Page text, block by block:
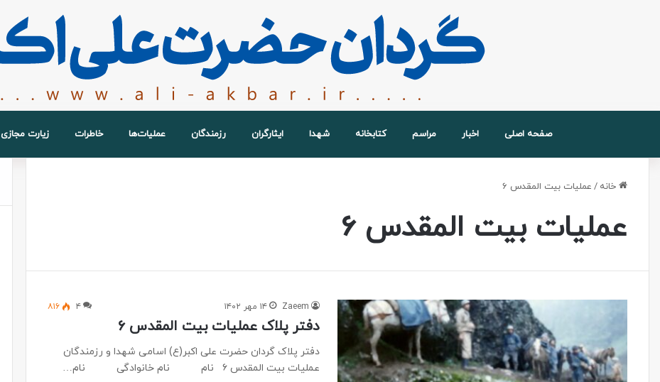
صفحه اصلی اخبار مراسم کتابخانه شهدا ایثارگران رزمندگان عملیات‌ها خاطرات زیارت مجازی
خانه / عملیات بیت المقدس 6
عملیات بیت المقدس 6
Zaeem ۱۴ مهر ۱۴۰۲ ۴ ۸۱۶
دفتر پلاک عملیات بیت المقدس ۶
دفتر پلاک گردان حضرت علی اکبر(ع) اسامی شهدا و رزمندگان
عملیات بیت المقدس ۶ نام نام خانوادگی نام…